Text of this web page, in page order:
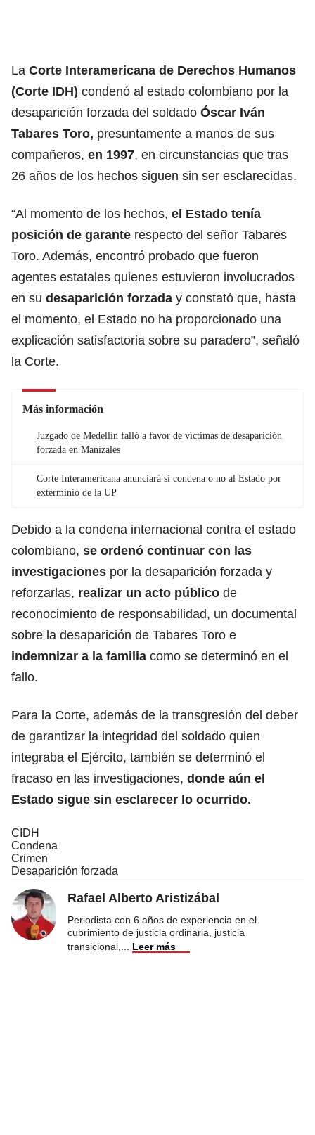
La Corte Interamericana de Derechos Humanos
(Corte IDH) condenó al estado colombiano por la
desaparición forzada del soldado Óscar Iván
Tabares Toro, presuntamente a manos de sus
compañeros, en 1997, en circunstancias que tras
26 años de los hechos siguen sin ser esclarecidas.
“Al momento de los hechos, el Estado tenía
posición de garante respecto del señor Tabares
Toro. Además, encontró probado que fueron
agentes estatales quienes estuvieron involucrados
en su desaparición forzada y constató que, hasta
el momento, el Estado no ha proporcionado una
explicación satisfactoria sobre su paradero”, señaló
la Corte.
Más información
Juzgado de Medellín falló a favor de víctimas de desaparición
forzada en Manizales
Corte Interamericana anunciará si condena o no al Estado por
exterminio de la UP
Debido a la condena internacional contra el estado
colombiano, se ordenó continuar con las
investigaciones por la desaparición forzada y
reforzarlas, realizar un acto público de
reconocimiento de responsabilidad, un documental
sobre la desaparición de Tabares Toro e
indemnizar a la familia como se determinó en el
fallo.
Para la Corte, además de la transgresión del deber
de garantizar la integridad del soldado quien
integraba el Ejército, también se determinó el
fracaso en las investigaciones, donde aún el
Estado sigue sin esclarecer lo ocurrido.
CIDH
Condena
Crimen
Desaparición forzada
Rafael Alberto Aristizábal
Periodista con 6 años de experiencia en el
cubrimiento de justicia ordinaria, justicia
transicional,
Leer más